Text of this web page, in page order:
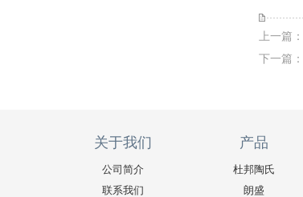
上一篇：
下一篇：
关于我们
公司简介
联系我们
产品
杜邦陶氏
朗盛